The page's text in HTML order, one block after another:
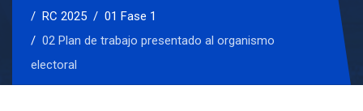
RC 2025
01 Fase 1
02 Plan de trabajo presentado al organismo
electoral